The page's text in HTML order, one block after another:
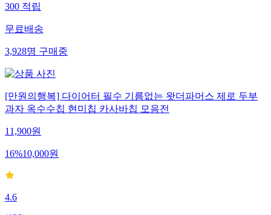
300적립
무료배송
3,928명구매중
[만원의행복] 다이어터 필수 기름없는 왓더파머스 제로 두부
과자 옥수수칩 현미칩 카사바칩 모음전
11,900원
16%10,000원
4.6